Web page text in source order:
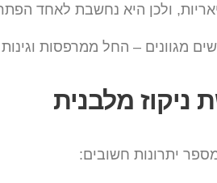
ולכן היא נחשבת לאחד
מגוונים – החל ממרפסות
ניקוז מלבנית
יתרונות חשובים: